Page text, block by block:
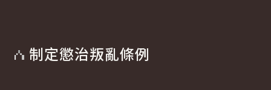
制定懲治叛亂條例